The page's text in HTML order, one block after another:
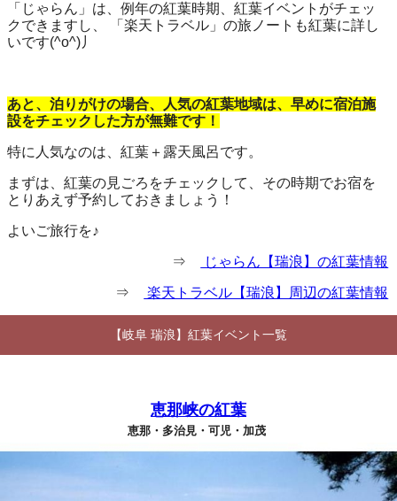
「じゃらん」は、例年の紅葉時期、紅葉イベントがチェッ
クできますし、 「楽天トラベル」の旅ノートも紅葉に詳し
いです(^o^)丿
あと、泊りがけの場合、人気の紅葉地域は、早めに宿泊施
設をチェックした方が無難です！
特に人気なのは、紅葉＋露天風呂です。
まずは、紅葉の見ごろをチェックして、その時期でお宿を
とりあえず予約しておきましょう！
よいご旅行を♪
⇒ じゃらん【瑞浪】の紅葉情報
⇒ 楽天トラベル【瑞浪】周辺の紅葉情報
【岐阜 瑞浪】紅葉イベント一覧
恵那峡の紅葉
恵那・多治見・可児・加茂